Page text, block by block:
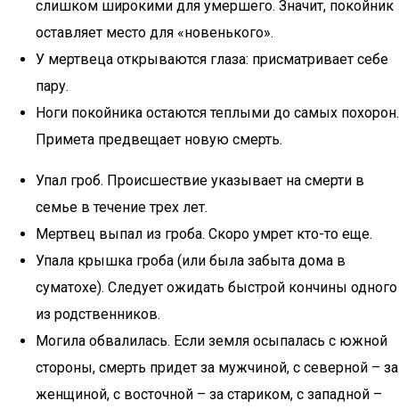
слишком широкими для умершего. Значит, покойник
оставляет место для «новенького».
У мертвеца открываются глаза: присматривает себе
пару.
Ноги покойника остаются теплыми до самых похорон.
Примета предвещает новую смерть.
Упал гроб. Происшествие указывает на смерти в
семье в течение трех лет.
Мертвец выпал из гроба. Скоро умрет кто-то еще.
Упала крышка гроба (или была забыта дома в
суматохе). Следует ожидать быстрой кончины одного
из родственников.
Могила обвалилась. Если земля осыпалась с южной
стороны, смерть придет за мужчиной, с северной – за
женщиной, с восточной – за стариком, с западной –